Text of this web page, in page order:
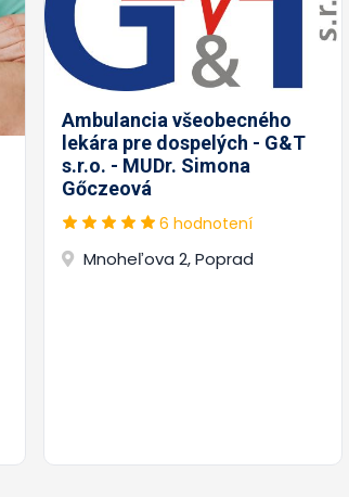
Ambulancia všeobecného
lekára pre dospelých - G&T
s.r.o. - MUDr. Simona
Gőczeová
6 hodnotení
Mnoheľova 2, Poprad